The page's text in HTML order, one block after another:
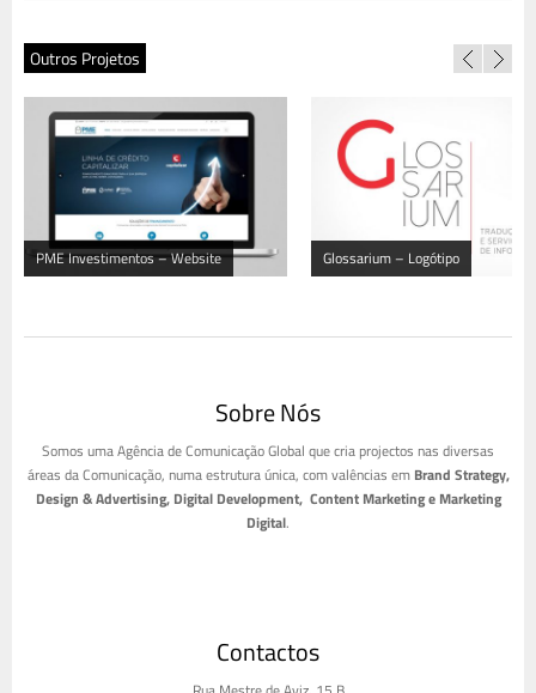
Outros Projetos
PME Investimentos – Website Glossarium – Logótipo
Sobre Nós
Somos uma Agência de Comunicação Global que cria projectos nas diversas
áreas da Comunicação, numa estrutura única, com valências em Brand Strategy,
Design & Advertising, Digital Development, Content Marketing e Marketing
Digital.
Contactos